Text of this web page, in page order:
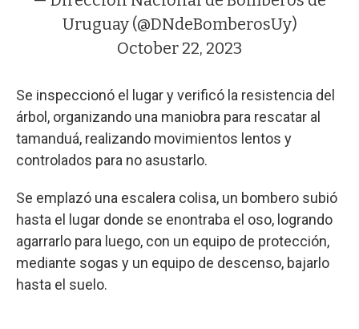
Uruguay (@DNdeBomberosUy)
October 22, 2023
Se inspeccionó el lugar y verificó la resistencia del
árbol, organizando una maniobra para rescatar al
tamanduá, realizando movimientos lentos y
controlados para no asustarlo.
Se emplazó una escalera colisa, un bombero subió
hasta el lugar donde se enontraba el oso, logrando
agarrarlo para luego, con un equipo de protección,
mediante sogas y un equipo de descenso, bajarlo
hasta el suelo.